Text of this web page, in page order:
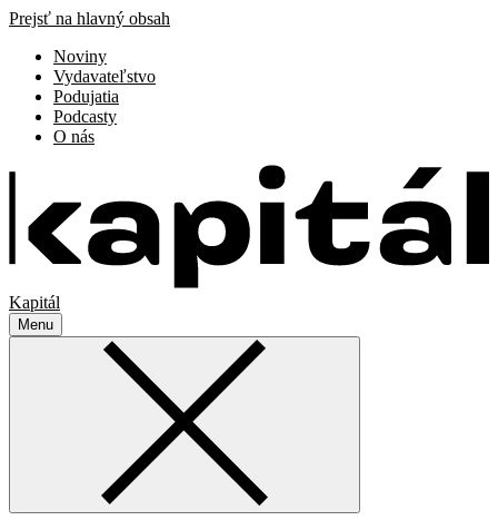
Prejsť na hlavný obsah
Noviny
Vydavateľstvo
Podujatia
Podcasty
O nás
Kapitál
Menu